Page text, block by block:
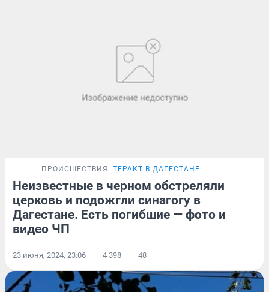
ПРОИСШЕСТВИЯ ТЕРАКТ В ДАГЕСТАНЕ
Неизвестные в черном обстреляли
церковь и подожгли синагогу в
Дагестане. Есть погибшие — фото и
видео ЧП
23 июня, 2024, 23:06 4 398 48